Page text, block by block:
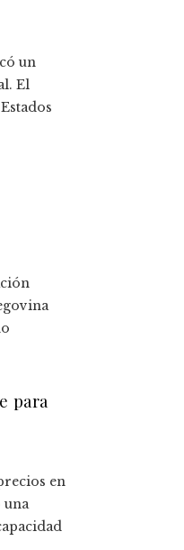
un
El
para
en
una